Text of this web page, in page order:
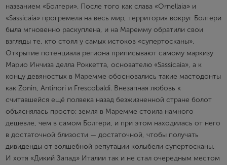
названием «Болгери». После того как слава «Ornellaia» и
«Sassicaia» прогремела на весь мир, территория вокруг Болгери
была мгновенно раскуплена, и на Маремму обратили свои
взгляды те, кто стоял у самых истоков «супертосканы».
Открытие потенциала региона приписывают самому маркизу
Марио Инчиза делла Роккетта, основателю «Sassicaia», а к
концу девяностых в Маремме обосновались такие мастодонты
как Zonin, Antinori и Frescobaldi. Внезапная любовь к
считавшейся ещё полвека назад безжизненной стране болот
объяснялась просто: земля в Маремме стоила намного
дешевле, чем в самом Болгери, и при этом находилась от него
в достаточной близости — достаточной, чтобы получать
дивиденды от волшебной репутации колыбели супертосканы.
И хотя «Дикий Запад» Италии так и не стал очередным местом